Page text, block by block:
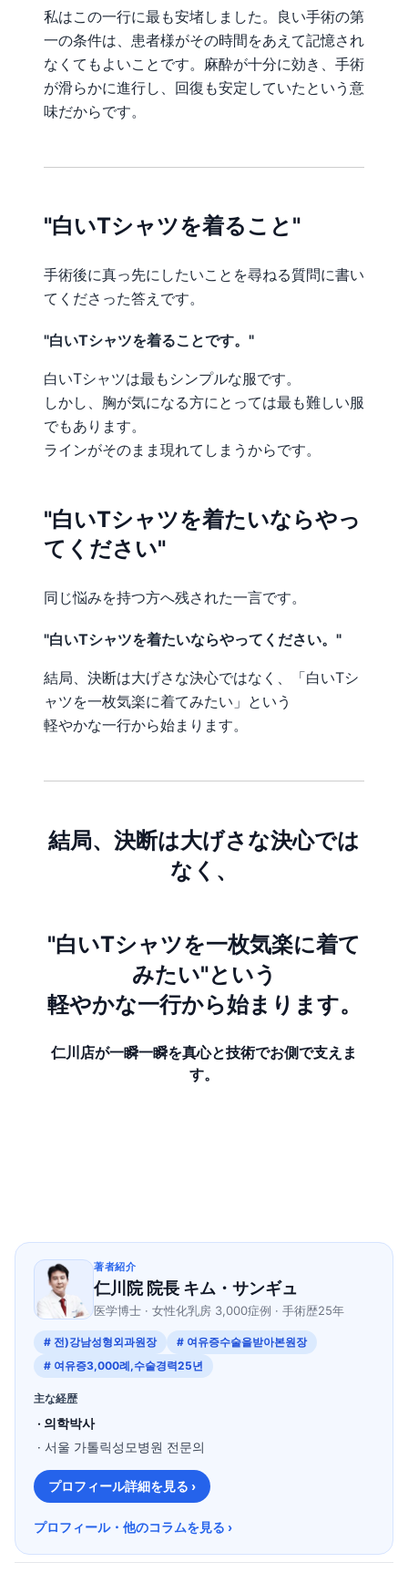
私はこの一行に最も安堵しました。良い手術の第
一の条件は、患者様がその時間をあえて記憶され
なくてもよいことです。麻酔が十分に効き、手術
が滑らかに進行し、回復も安定していたという意
味だからです。
"白いTシャツを着ること"
手術後に真っ先にしたいことを尋ねる質問に書い
てくださった答えです。
"白いTシャツを着ることです。"
白いTシャツは最もシンプルな服です。
しかし、胸が気になる方にとっては最も難しい服
でもあります。
ラインがそのまま現れてしまうからです。
"白いTシャツを着たいならやっ
てください"
同じ悩みを持つ方へ残された一言です。
"白いTシャツを着たいならやってください。"
結局、決断は大げさな決心ではなく、「白いTシ
ャツを一枚気楽に着てみたい」という
軽やかな一行から始まります。
結局、決断は大げさな決心では
なく、
"白いTシャツを一枚気楽に着て
みたい"という
軽やかな一行から始まります。
仁川店が一瞬一瞬を真心と技術でお側で支えま
す。
著者紹介
仁川院 院長 キム・サンギュ
医学博士 · 女性化乳房 3,000症例 · 手術歴25年
# 전)강남성형외과원장
# 여유증수술을받아본원장
# 여유증3,000례,수술경력25년
主な経歴
· 의학박사
· 서울 가톨릭성모병원 전문의
プロフィール詳細を見る ›
プロフィール・他のコラムを見る ›